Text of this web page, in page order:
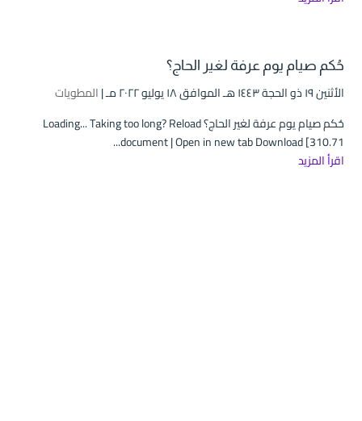
حُكم صيام يوم عرفة لغير الحاج؟
الأثنين ۱۹ ذو الحجة ۱٤٤۳ هـ الموافق ۱۸ يوليو ۲۰۲۲ مـ |
المطويات
حُكم صيام يوم عرفة لغير الحاج؟ Loading... Taking too long? Reload
document | Open in new tab Download [310.71...
اقرأ المزيد